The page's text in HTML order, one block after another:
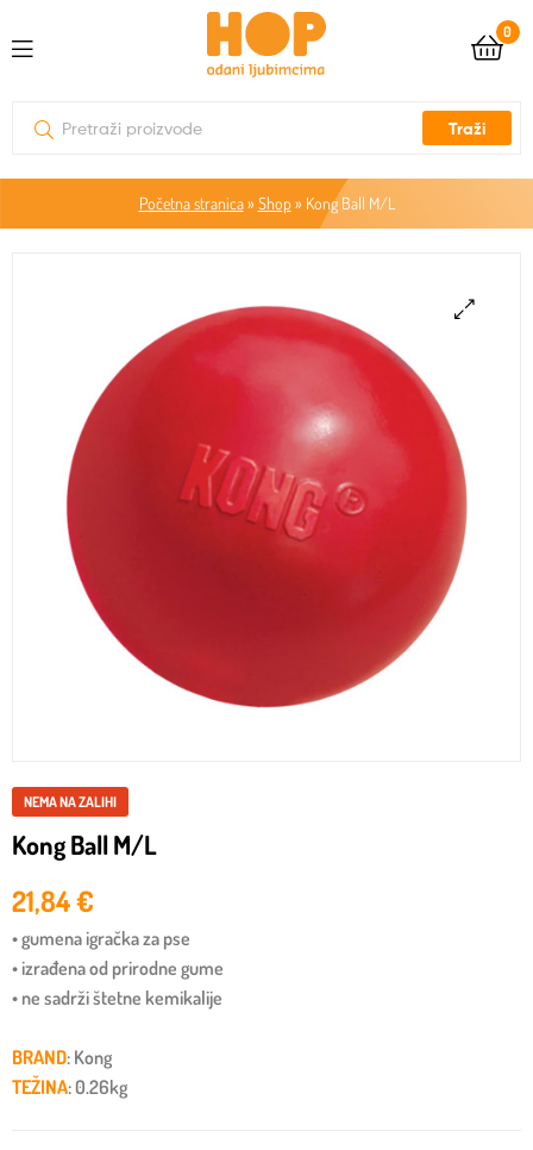
0
Traži
Početna stranica» Shop» Kong Ball M/L
NEMA NA ZALIHI
Kong Ball M/L
21,84€
• gumena igračka za pse
• izrađena od prirodne gume
• ne sadrži štetne kemikalije
BRAND: Kong
TEŽINA: 0.26kg